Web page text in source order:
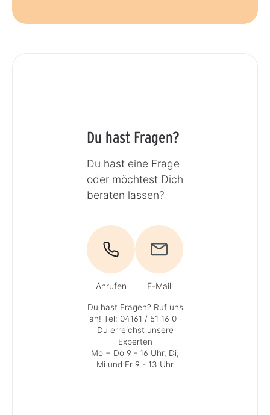
Du hast Fragen?
Du hast eine Frage
oder möchtest Dich
beraten lassen?
Anrufen E-Mail
Du hast Fragen? Ruf uns
an! Tel: 04161 / 51 16 0·
Du erreichst unsere
Experten
Mo + Do 9 - 16 Uhr, Di,
Mi und Fr 9 - 13 Uhr